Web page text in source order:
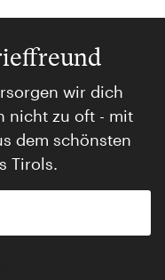
wir dich
nicht zu oft - mit
dem schönsten
Tirols.